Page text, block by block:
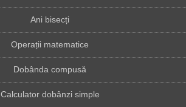
Ani bisecți
Operații matematice
Dobânda compusă
Calculator dobânzi simple